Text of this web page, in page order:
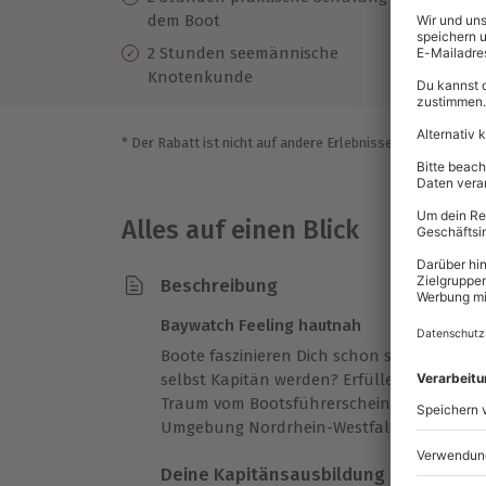
dem Boot
2 Stunden seemännische
Knotenkunde
* Der Rabatt ist nicht auf andere Erlebnisse bei der
Alles auf einen Blick
Beschreibung
Baywatch Feeling hautnah
Boote faszinieren Dich schon seit langem
selbst Kapitän werden? Erfülle Dir beim
Traum vom Bootsführerschein und
Umgebung Nordrhein-Westfalens selbst
Deine Kapitänsausbildung